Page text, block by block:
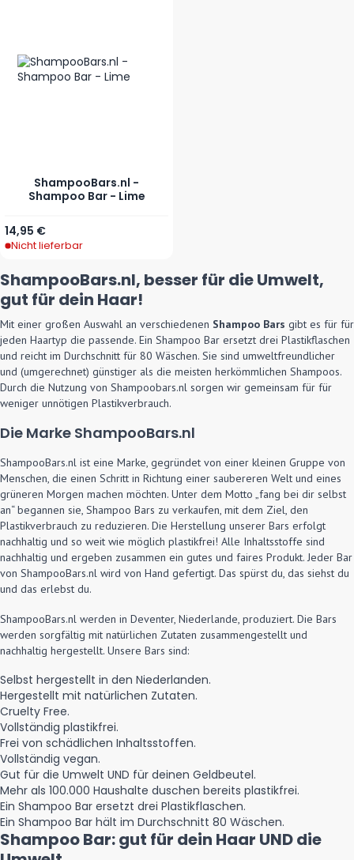
ShampooBars.nl -
Shampoo Bar - Lime
14,95 €
Nicht lieferbar
ShampooBars.nl, besser für die Umwelt,
gut für dein Haar!
Mit einer großen Auswahl an verschiedenen Shampoo Bars gibt es für für
jeden Haartyp die passende. Ein Shampoo Bar ersetzt drei Plastikflaschen
und reicht im Durchschnitt für 80 Wäschen. Sie sind umweltfreundlicher
und (umgerechnet) günstiger als die meisten herkömmlichen Shampoos.
Durch die Nutzung von Shampoobars.nl sorgen wir gemeinsam für für
weniger unnötigen Plastikverbrauch.
Die Marke ShampooBars.nl
ShampooBars.nl ist eine Marke, gegründet von einer kleinen Gruppe von
Menschen, die einen Schritt in Richtung einer saubereren Welt und eines
grüneren Morgen machen möchten. Unter dem Motto „fang bei dir selbst
an“ begannen sie, Shampoo Bars zu verkaufen, mit dem Ziel, den
Plastikverbrauch zu reduzieren. Die Herstellung unserer Bars erfolgt
nachhaltig und so weit wie möglich plastikfrei! Alle Inhaltsstoffe sind
nachhaltig und ergeben zusammen ein gutes und faires Produkt. Jeder Bar
von ShampooBars.nl wird von Hand gefertigt. Das spürst du, das siehst du
und das erlebst du.
ShampooBars.nl werden in Deventer, Niederlande, produziert. Die Bars
werden sorgfältig mit natürlichen Zutaten zusammengestellt und
nachhaltig hergestellt. Unsere Bars sind:
Selbst hergestellt in den Niederlanden.
Hergestellt mit natürlichen Zutaten.
Cruelty Free.
Vollständig plastikfrei.
Frei von schädlichen Inhaltsstoffen.
Vollständig vegan.
Gut für die Umwelt UND für deinen Geldbeutel.
Mehr als 100.000 Haushalte duschen bereits plastikfrei.
Ein Shampoo Bar ersetzt drei Plastikflaschen.
Ein Shampoo Bar hält im Durchschnitt 80 Wäschen.
Shampoo Bar: gut für dein Haar UND die